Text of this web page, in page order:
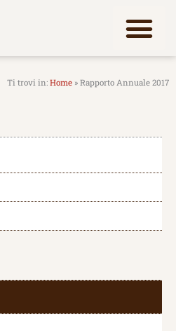
Home » Rapporto Annuale 2017